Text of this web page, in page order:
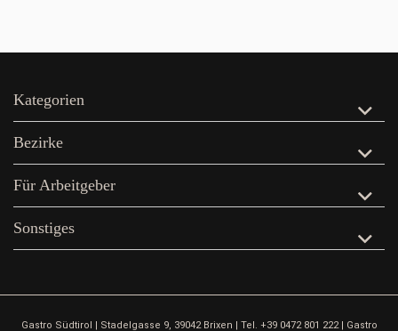
Kategorien
Bezirke
Für Arbeitgeber
Sonstiges
Gastro Südtirol | Stadelgasse 9, 39042 Brixen | Tel. +39 0472 801 222 | Gastro